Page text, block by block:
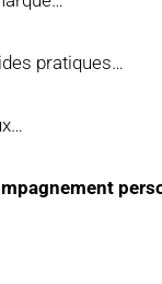
pratiques…